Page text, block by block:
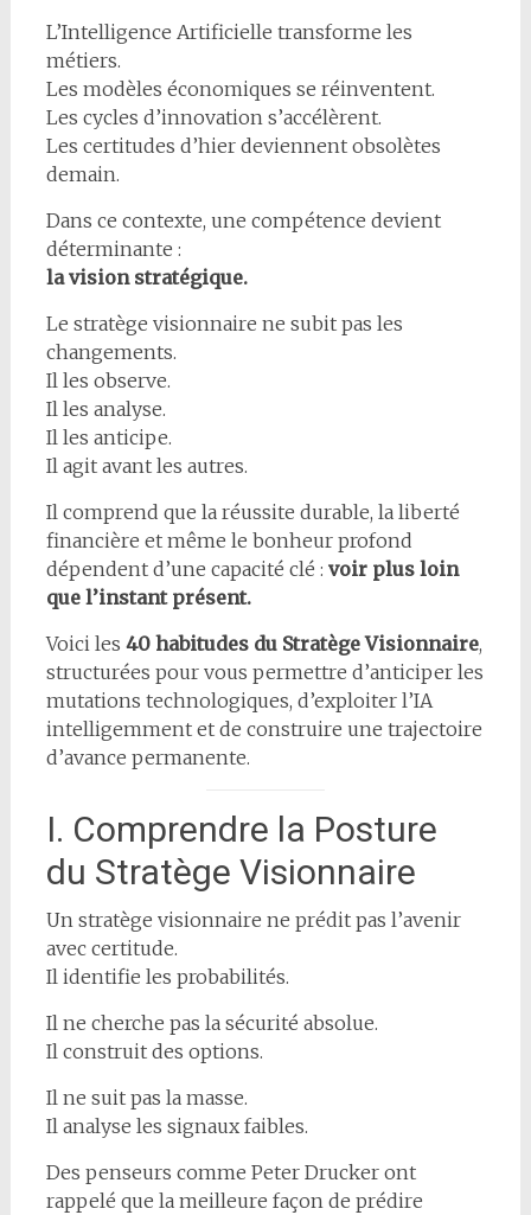
L’Intelligence Artificielle transforme les
métiers.
Les modèles économiques se réinventent.
Les cycles d’innovation s’accélèrent.
Les certitudes d’hier deviennent obsolètes
demain.
Dans ce contexte, une compétence devient
déterminante :
la vision stratégique.
Le stratège visionnaire ne subit pas les
changements.
Il les observe.
Il les analyse.
Il les anticipe.
Il agit avant les autres.
Il comprend que la réussite durable, la liberté
financière et même le bonheur profond
dépendent d’une capacité clé : voir plus loin
que l’instant présent.
Voici les 40 habitudes du Stratège Visionnaire,
structurées pour vous permettre d’anticiper les
mutations technologiques, d’exploiter l’IA
intelligemment et de construire une trajectoire
d’avance permanente.
I. Comprendre la Posture
du Stratège Visionnaire
Un stratège visionnaire ne prédit pas l’avenir
avec certitude.
Il identifie les probabilités.
Il ne cherche pas la sécurité absolue.
Il construit des options.
Il ne suit pas la masse.
Il analyse les signaux faibles.
Des penseurs comme Peter Drucker ont
rappelé que la meilleure façon de prédire